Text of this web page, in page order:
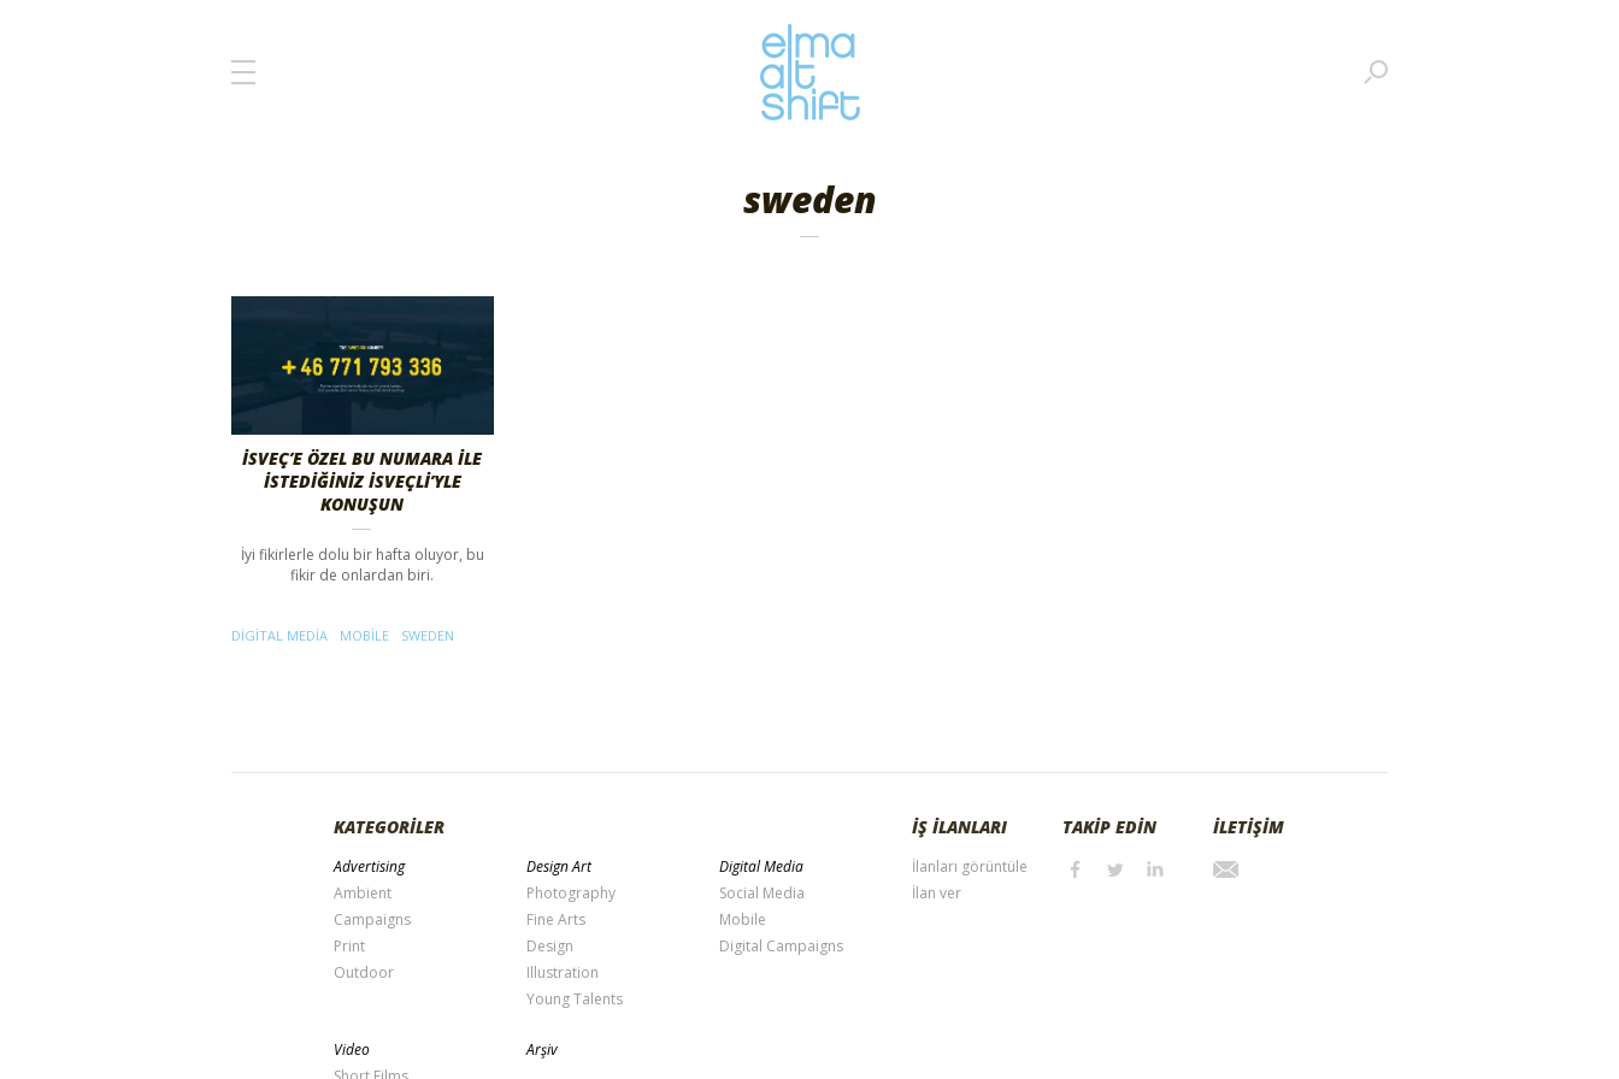
sweden
İSVEÇ’E ÖZEL BU NUMARA İLE
İSTEDİĞİNİZ İSVEÇLİ’YLE
KONUŞUN
İyi fikirlerle dolu bir hafta oluyor, bu
fikir de onlardan biri.
DIGITAL MEDIA MOBILE SWEDEN
KATEGORİLER
Advertising
Ambient
Campaigns
Print
Outdoor
Design Art
Photography
Fine Arts
Design
Illustration
Young Talents
Digital Media
Social Media
Mobile
Digital Campaigns
Video
Arşiv
İŞ İLANLARI
İlanları görüntüle
İlan ver
TAKİP EDİN İLETİŞİM